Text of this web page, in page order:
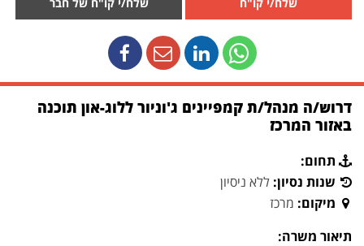
דרוש/ה מנהל/ת קמפיינים ג'וניור ללוג-און תוכנה
באזור המרכז
תחום:
שנות נסיון: ללא ניסיון
מיקום: מרכז
תיאור משרה: